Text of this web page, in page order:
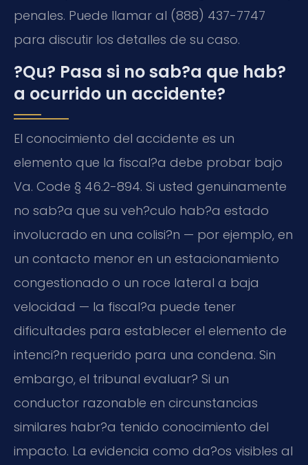
penales. Puede llamar al (888) 437-7747
para discutir los detalles de su caso.
?Qu? Pasa si no sab?a que hab?
a ocurrido un accidente?
El conocimiento del accidente es un
elemento que la fiscal?a debe probar bajo
Va. Code § 46.2-894. Si usted genuinamente
no sab?a que su veh?culo hab?a estado
involucrado en una colisi?n — por ejemplo, en
un contacto menor en un estacionamiento
congestionado o un roce lateral a baja
velocidad — la fiscal?a puede tener
dificultades para establecer el elemento de
intenci?n requerido para una condena. Sin
embargo, el tribunal evaluar? Si un
conductor razonable en circunstancias
similares habr?a tenido conocimiento del
impacto. La evidencia como da?os visibles al